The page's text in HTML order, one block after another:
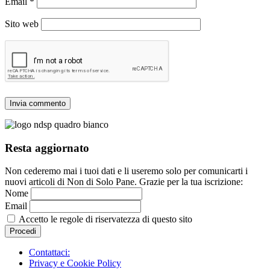
Sito web
Resta aggiornato
Non cederemo mai i tuoi dati e li useremo solo per comunicarti i
nuovi articoli di Non di Solo Pane. Grazie per la tua iscrizione:
Nome
Email
Accetto le regole di riservatezza di questo sito
Contattaci:
Privacy e Cookie Policy